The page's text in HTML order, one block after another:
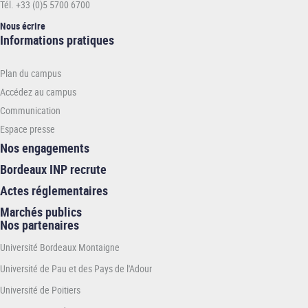
Najib.
Tél. +33 (0)5 5700 6700
Nous écrire
Informations
ENSC
Informations pratiques
Plan du campus
Accédez au campus
Communication
Espace presse
Nos engagements
Bordeaux INP recrute
Actes réglementaires
Marchés publics
Nos partenaires
Université Bordeaux Montaigne
Université de Pau et des Pays de l'Adour
Université de Poitiers